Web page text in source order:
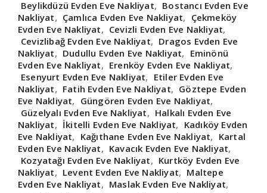
Beylikdüzü Evden Eve Nakliyat, Bostancı Evden Eve
Nakliyat, Çamlıca Evden Eve Nakliyat, Çekmeköy
Evden Eve Nakliyat, Cevizli Evden Eve Nakliyat,
Cevizlibağ Evden Eve Nakliyat, Dragos Evden Eve
Nakliyat, Dudullu Evden Eve Nakliyat, Eminönü
Evden Eve Nakliyat, Erenköy Evden Eve Nakliyat,
Esenyurt Evden Eve Nakliyat, Etiler Evden Eve
Nakliyat, Fatih Evden Eve Nakliyat, Göztepe Evden
Eve Nakliyat, Güngören Evden Eve Nakliyat,
Güzelyalı Evden Eve Nakliyat, Halkalı Evden Eve
Nakliyat, İkitelli Evden Eve Nakliyat, Kadıköy Evden
Eve Nakliyat, Kağıthane Evden Eve Nakliyat, Kartal
Evden Eve Nakliyat, Kavacık Evden Eve Nakliyat,
Kozyatağı Evden Eve Nakliyat, Kurtköy Evden Eve
Nakliyat, Levent Evden Eve Nakliyat, Maltepe
Evden Eve Nakliyat, Maslak Evden Eve Nakliyat,